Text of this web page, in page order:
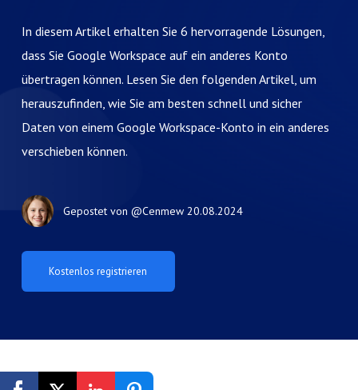
In diesem Artikel erhalten Sie 6 hervorragende Lösungen,
dass Sie Google Workspace auf ein anderes Konto
übertragen können. Lesen Sie den folgenden Artikel, um
herauszufinden, wie Sie am besten schnell und sicher
Daten von einem Google Workspace-Konto in ein anderes
verschieben können.
Gepostet von @Cenmew 20.08.2024